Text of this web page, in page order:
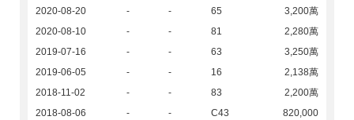
2020-08-20
- - 65
3,200萬
2020-08-10
- - 81
2,280萬
2019-07-16
- - 63
3,250萬
2019-06-05
- - 16
2,138萬
2018-11-02
- - 83
2,200萬
2018-08-06
- - C43
820,000